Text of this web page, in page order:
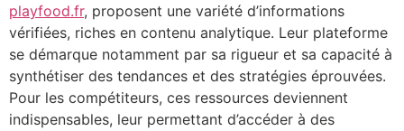
playfood.fr, proposent une variété d’informations
vérifiées, riches en contenu analytique. Leur plateforme
se démarque notamment par sa rigueur et sa capacité à
synthétiser des tendances et des stratégies éprouvées.
Pour les compétiteurs, ces ressources deviennent
indispensables, leur permettant d’accéder à des